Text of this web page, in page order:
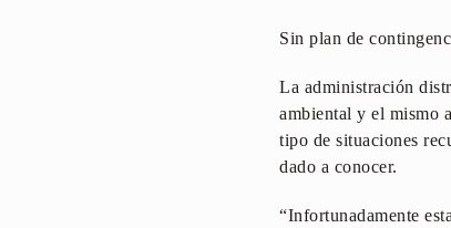
Sin plan de
La administración
ambiental y el mismo
tipo de situaciones
dado a conocer.
“Infortunadamente